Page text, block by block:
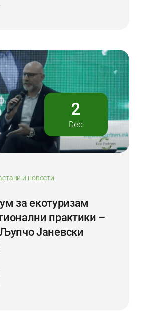
2
Dec
и новости
за екотуризам
практики –
Јаневски